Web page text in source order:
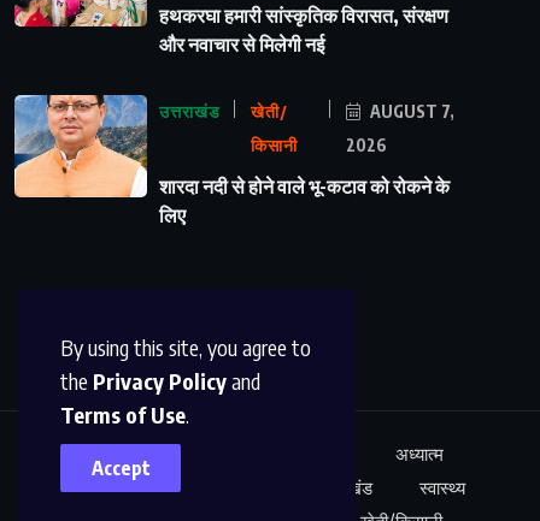
By using this site, you agree to
the Privacy Policyand
Terms of Use.
Accept
हथकरघा हमारी सांस्कृतिक विरासत, संरक्षण
और नवाचार से मिलेगी नई
उत्तराखंड
खेती/
किसानी
AUGUST 7,
2026
शारदा नदी से होने वाले भू-कटाव को रोकने के
लिए
ऊधम सिंह नगर
अध्यात्म
कारोबार
अपराध उत्तराखंड
स्वास्थ्य